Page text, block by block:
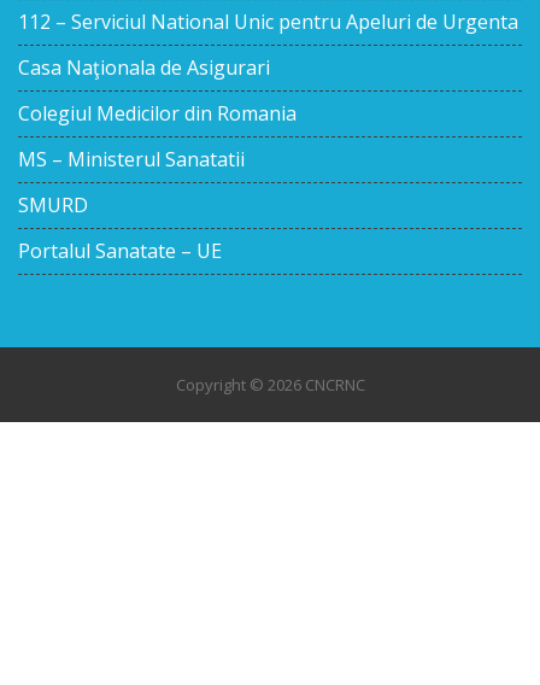
112 – Serviciul National Unic pentru Apeluri de Urgenta
Casa Naţionala de Asigurari
Colegiul Medicilor din Romania
MS – Ministerul Sanatatii
SMURD
Portalul Sanatate – UE
Copyright © 2026 CNCRNC